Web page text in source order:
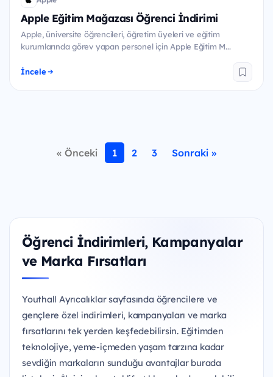
Apple Eğitim Mağazası Öğrenci İndirimi
Apple, üniversite öğrencileri, öğretim üyeleri ve eğitim
kurumlarında görev yapan personel için Apple Eğitim M...
İncele
« Önceki 1 2 3 Sonraki »
Öğrenci İndirimleri, Kampanyalar
ve Marka Fırsatları
Youthall Ayrıcalıklar sayfasında öğrencilere ve
gençlere özel indirimleri, kampanyaları ve marka
fırsatlarını tek yerden keşfedebilirsin. Eğitimden
teknolojiye, yeme-içmeden yaşam tarzına kadar
sevdiğin markaların sunduğu avantajlar burada